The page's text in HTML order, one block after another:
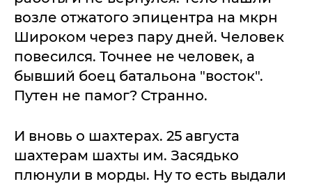
возле отжатого эпицентра на мкрн
Широком через пару дней. Человек
повесился. Точнее не человек, а
бывший боец батальона "восток".
Путен не памог? Странно.
И вновь о шахтерах. 25 августа
шахтерам шахты им. Засядько
плюнули в морды. Ну то есть выдали